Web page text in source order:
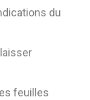
du
feuilles